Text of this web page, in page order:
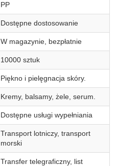
PP
Dostępne dostosowanie
W magazynie, bezpłatnie
10000 sztuk
Piękno i pielęgnacja skóry.
Kremy, balsamy, żele, serum.
Dostępne usługi wypełniania
Transport lotniczy, transport
morski
Transfer telegraficzny, list